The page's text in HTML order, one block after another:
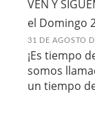
VEN Y
el Domingo
31 DE AGOSTO
¡Es tiempo
somos
un tiempo